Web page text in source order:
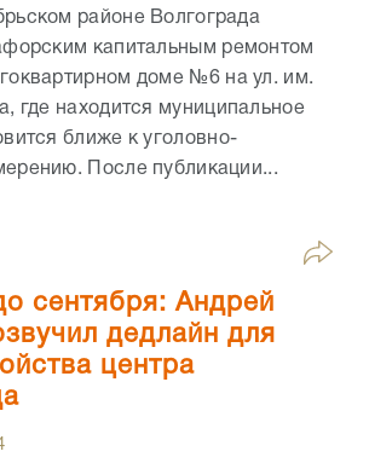
районе Волгограда
капитальным ремонтом
доме №6 на ул. им.
где находится муниципальное
ближе к уголовно-
После публикации...
сентября: Андрей
дедлайн для
центра